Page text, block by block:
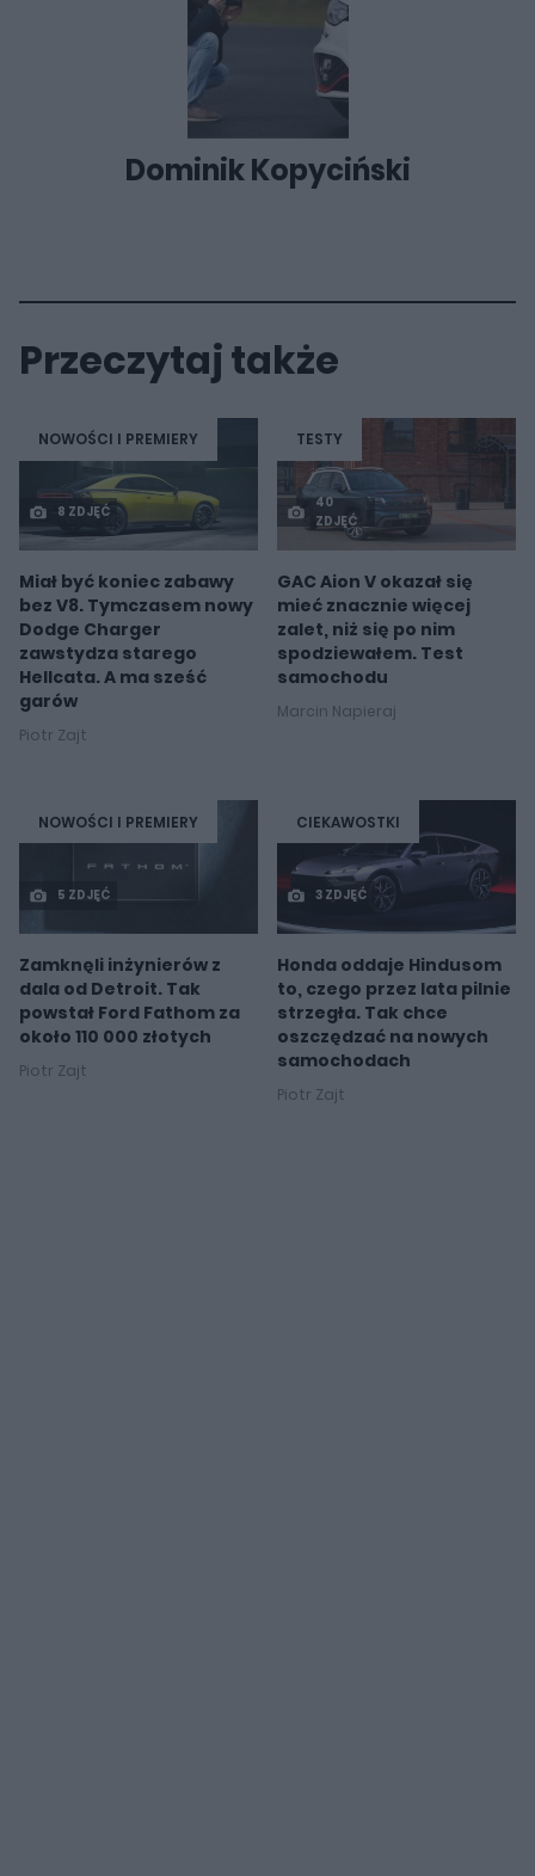
Dominik Kopyciński
Przeczytaj także
NOWOŚCI I PREMIERY
8 ZDJĘĆ
Miał być koniec zabawy
bez V8. Tymczasem nowy
Dodge Charger
zawstydza starego
Hellcata. A ma sześć
garów
Piotr Zajt
TESTY
40
ZDJĘĆ
GAC Aion V okazał się
mieć znacznie więcej
zalet, niż się po nim
spodziewałem. Test
samochodu
Marcin Napieraj
NOWOŚCI I PREMIERY
5 ZDJĘĆ
Zamknęli inżynierów z
dala od Detroit. Tak
powstał Ford Fathom za
około 110 000 złotych
Piotr Zajt
CIEKAWOSTKI
3 ZDJĘĆ
Honda oddaje Hindusom
to, czego przez lata pilnie
strzegła. Tak chce
oszczędzać na nowych
samochodach
Piotr Zajt